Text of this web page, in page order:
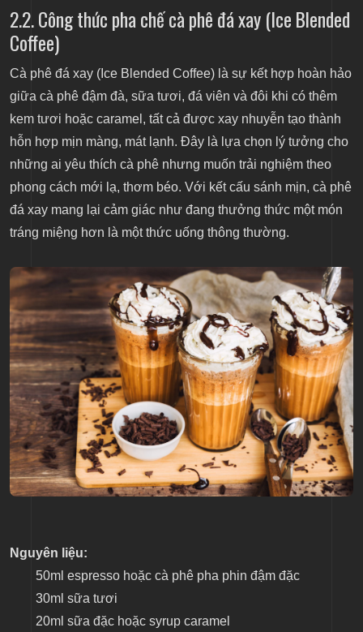
2.2. Công thức pha chế cà phê đá xay (Ice Blended
Coffee)
Cà phê đá xay (Ice Blended Coffee) là sự kết hợp hoàn hảo
giữa cà phê đậm đà, sữa tươi, đá viên và đôi khi có thêm
kem tươi hoặc caramel, tất cả được xay nhuyễn tạo thành
hỗn hợp mịn màng, mát lạnh. Đây là lựa chọn lý tưởng cho
những ai yêu thích cà phê nhưng muốn trải nghiệm theo
phong cách mới lạ, thơm béo. Với kết cấu sánh mịn, cà phê
đá xay mang lại cảm giác như đang thưởng thức một món
tráng miệng hơn là một thức uống thông thường.
Nguyên liệu:
50ml espresso hoặc cà phê pha phin đậm đặc
30ml sữa tươi
20ml sữa đặc hoặc syrup caramel